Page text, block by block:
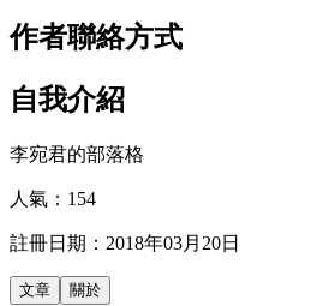
作者聯絡方式
自我介紹
李宛君的部落格
人氣： 154
註冊日期： 2018年03月20日
文章 關於